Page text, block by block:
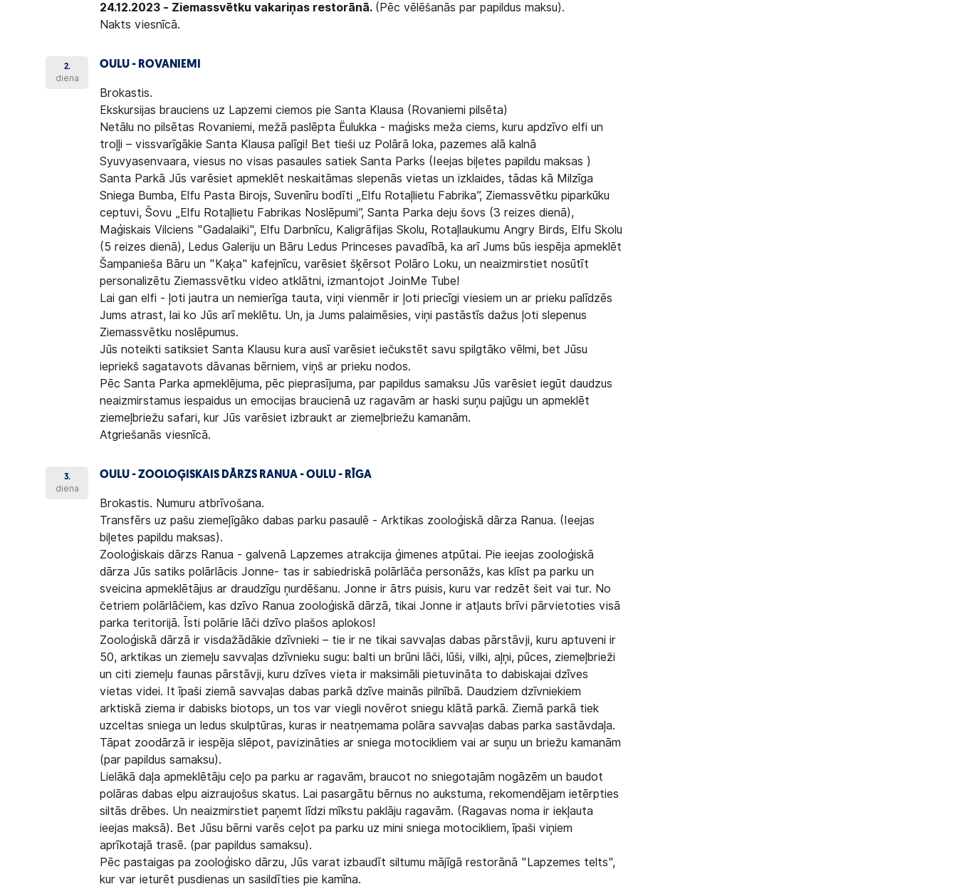
24.12.2023 - Ziemassvētku vakariņas restorānā. (Pēc vēlēšanās par papildus maksu).
Nakts viesnīcā.
2.
diena
OULU - ROVANIEMI
Brokastis.
Ekskursijas brauciens uz Lapzemi ciemos pie Santa Klausa (Rovaniemi pilsēta)
Netālu no pilsētas Rovaniemi, mežā paslēpta Ёulukka - maģisks meža ciems, kuru apdzīvo elfi un
troļļi – vissvarīgākie Santa Klausa palīgi! Bet tieši uz Polārā loka, pazemes alā kalnā
Syuvyasenvaara, viesus no visas pasaules satiek Santa Parks (Ieejas biļetes papildu maksas )
Santa Parkā Jūs varēsiet apmeklēt neskaitāmas slepenās vietas un izklaides, tādas kā Milzīga
Sniega Bumba, Elfu Pasta Birojs, Suvenīru bodīti „Elfu Rotaļlietu Fabrika”, Ziemassvētku piparkūku
ceptuvi, Šovu „Elfu Rotaļlietu Fabrikas Noslēpumi”, Santa Parka deju šovs (3 reizes dienā),
Maģiskais Vilciens "Gadalaiki", Elfu Darbnīcu, Kaligrāfijas Skolu, Rotaļlaukumu Angry Birds, Elfu Skolu
(5 reizes dienā), Ledus Galeriju un Bāru Ledus Princeses pavadībā, ka arī Jums būs iespēja apmeklēt
Šampanieša Bāru un "Kaķa" kafejnīcu, varēsiet šķērsot Polāro Loku, un neaizmirstiet nosūtīt
personalizētu Ziemassvētku video atklātni, izmantojot JoinMe Tube!
Lai gan elfi - ļoti jautra un nemierīga tauta, viņi vienmēr ir ļoti priecīgi viesiem un ar prieku palīdzēs
Jums atrast, lai ko Jūs arī meklētu. Un, ja Jums palaimēsies, viņi pastāstīs dažus ļoti slepenus
Ziemassvētku noslēpumus.
Jūs noteikti satiksiet Santa Klausu kura ausī varēsiet iečukstēt savu spilgtāko vēlmi, bet Jūsu
iepriekš sagatavots dāvanas bērniem, viņš ar prieku nodos.
Pēc Santa Parka apmeklējuma, pēc pieprasījuma, par papildus samaksu Jūs varēsiet iegūt daudzus
neaizmirstamus iespaidus un emocijas braucienā uz ragavām ar haski suņu pajūgu un apmeklēt
ziemeļbriežu safari, kur Jūs varēsiet izbraukt ar ziemeļbriežu kamanām.
Atgriešanās viesnīcā.
3.
diena
OULU - ZOOLOĢISKAIS DĀRZS RANUA - OULU - RĪGA
Brokastis. Numuru atbrīvošana.
Transfērs uz pašu ziemeļīgāko dabas parku pasaulē - Arktikas zooloģiskā dārza Ranua. (Ieejas
biļetes papildu maksas).
Zooloģiskais dārzs Ranua - galvenā Lapzemes atrakcija ģimenes atpūtai. Pie ieejas zooloģiskā
dārza Jūs satiks polārlācis Jonne- tas ir sabiedriskā polārlāča personāžs, kas klīst pa parku un
sveicina apmeklētājus ar draudzīgu ņurdēšanu. Jonne ir ātrs puisis, kuru var redzēt šeit vai tur. No
četriem polārlāčiem, kas dzīvo Ranua zooloģiskā dārzā, tikai Jonne ir atļauts brīvi pārvietoties visā
parka teritorijā. Īsti polārie lāči dzīvo plašos aplokos!
Zooloģiskā dārzā ir visdažādākie dzīvnieki – tie ir ne tikai savvaļas dabas pārstāvji, kuru aptuveni ir
50, arktikas un ziemeļu savvaļas dzīvnieku sugu: balti un brūni lāči, lūši, vilki, aļņi, pūces, ziemeļbrieži
un citi ziemeļu faunas pārstāvji, kuru dzīves vieta ir maksimāli pietuvināta to dabiskajai dzīves
vietas videi. It īpaši ziemā savvaļas dabas parkā dzīve mainās pilnībā. Daudziem dzīvniekiem
arktiskā ziema ir dabisks biotops, un tos var viegli novērot sniegu klātā parkā. Ziemā parkā tiek
uzceltas sniega un ledus skulptūras, kuras ir neatņemama polāra savvaļas dabas parka sastāvdaļa.
Tāpat zoodārzā ir iespēja slēpot, pavizināties ar sniega motocikliem vai ar suņu un briežu kamanām
(par papildus samaksu).
Lielākā daļa apmeklētāju ceļo pa parku ar ragavām, braucot no sniegotajām nogāzēm un baudot
polāras dabas elpu aizraujošus skatus. Lai pasargātu bērnus no aukstuma, rekomendējam ietērpties
siltās drēbes. Un neaizmirstiet paņemt līdzi mīkstu paklāju ragavām. (Ragavas noma ir iekļauta
ieejas maksā). Bet Jūsu bērni varēs ceļot pa parku uz mini sniega motocikliem, īpaši viņiem
aprīkotajā trasē. (par papildus samaksu).
Pēc pastaigas pa zooloģisko dārzu, Jūs varat izbaudīt siltumu mājīgā restorānā "Lapzemes telts",
kur var ieturēt pusdienas un sasildīties pie kamīna.